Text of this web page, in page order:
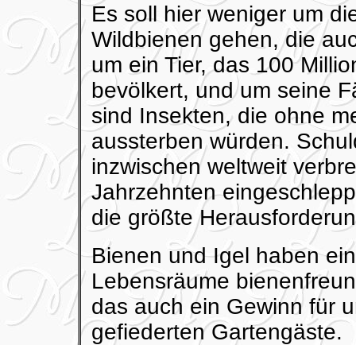
Es soll hier weniger um
Wildbienen gehen, die
um ein Tier, das 100
bevölkert, und um seine
sind Insekten, die ohne
aussterben würden.
inzwischen weltweit
Jahrzehnten
die größte
Bienen und Igel haben
Lebensräume
das auch ein Gewinn für
gefiederten Gartengäste.